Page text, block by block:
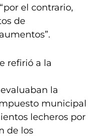
el contrario,
de
refirió a la
la
municipal
lecheros por
de los